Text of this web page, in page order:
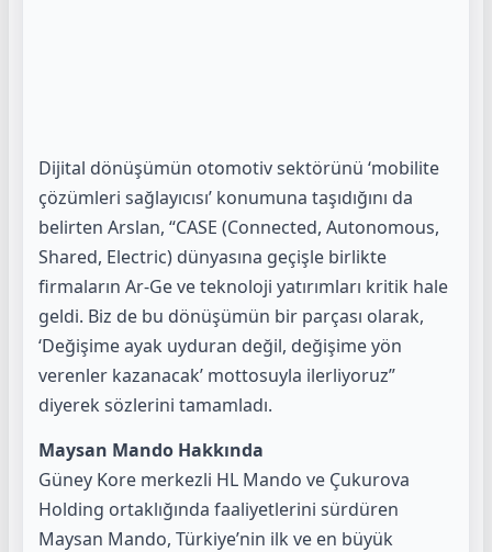
Dijital dönüşümün otomotiv sektörünü ‘mobilite
çözümleri sağlayıcısı’ konumuna taşıdığını da
belirten Arslan, “CASE (Connected, Autonomous,
Shared, Electric) dünyasına geçişle birlikte
firmaların Ar-Ge ve teknoloji yatırımları kritik hale
geldi. Biz de bu dönüşümün bir parçası olarak,
‘Değişime ayak uyduran değil, değişime yön
verenler kazanacak’ mottosuyla ilerliyoruz”
diyerek sözlerini tamamladı.
Maysan Mando Hakkında
Güney Kore merkezli HL Mando ve Çukurova
Holding ortaklığında faaliyetlerini sürdüren
Maysan Mando, Türkiye’nin ilk ve en büyük